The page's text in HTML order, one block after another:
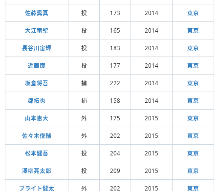
佐藤奨真 投 173 2014 東京
大江竜聖 投 165 2014 東京
長谷川宙輝 投 183 2014 東京
近藤廉 投 177 2014 東京
坂倉将吾 捕 222 2014 東京
郡拓也 捕 158 2014 東京
山本恵大 外 175 2015 東京
佐々木俊輔 外 202 2015 東京
松本健吾 投 204 2015 東京
澤柳亮太郎 投 209 2015 東京
ブライト健太 外 202 2015 東京